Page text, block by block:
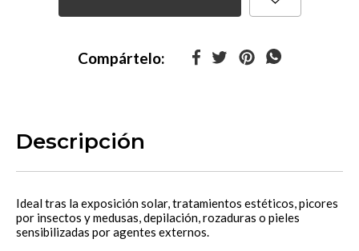
Compártelo:
Descripción
Ideal tras la exposición solar, tratamientos estéticos, picores
por insectos y medusas, depilación, rozaduras o pieles
sensibilizadas por agentes externos.